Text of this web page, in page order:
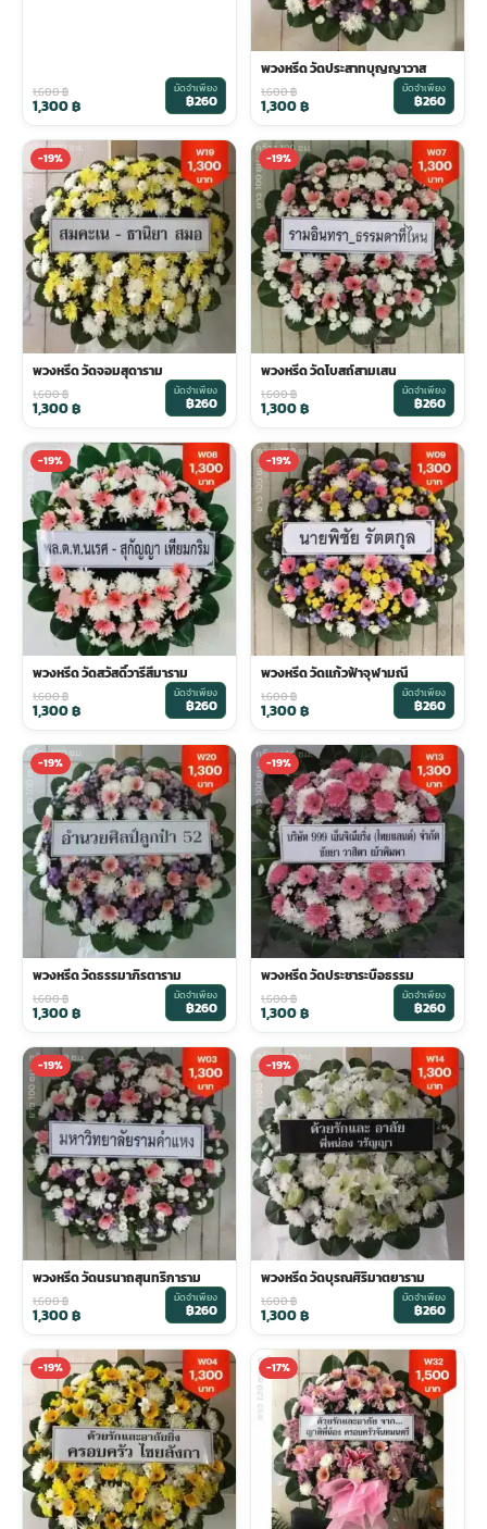
1,600฿
1,300฿
มัดจำเพียง
฿260
พวงหรีด วัดประสาทบุญญาวาส
1,600฿
1,300฿
มัดจำเพียง
฿260
-19%
พวงหรีด วัดจอมสุดาราม
1,600฿
1,300฿
มัดจำเพียง
฿260
-19%
พวงหรีด วัดโบสถ์สามเสน
1,600฿
1,300฿
มัดจำเพียง
฿260
-19%
พวงหรีด วัดสวัสดิ์วารีสีมาราม
1,600฿
1,300฿
มัดจำเพียง
฿260
-19%
พวงหรีด วัดแก้วฟ้าจุฬามณี
1,600฿
1,300฿
มัดจำเพียง
฿260
-19%
พวงหรีด วัดธรรมาภิรตาราม
1,600฿
1,300฿
มัดจำเพียง
฿260
-19%
พวงหรีด วัดประชาระบือธรรม
1,600฿
1,300฿
มัดจำเพียง
฿260
-19%
พวงหรีด วัดนรนาถสุนทริการาม
1,600฿
1,300฿
มัดจำเพียง
฿260
-19%
พวงหรีด วัดบุรณศิริมาตยาราม
1,600฿
1,300฿
มัดจำเพียง
฿260
-19% -17%